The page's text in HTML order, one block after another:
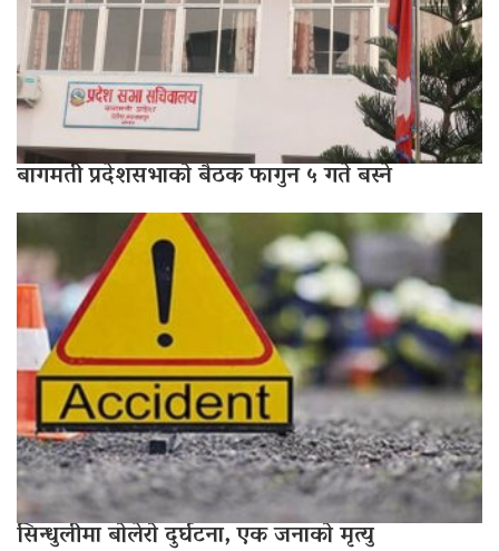
बागमती प्रदेशसभाको बैठक फागुन ५ गते बस्ने
सिन्धुलीमा बोलेरो दुर्घटना, एक जनाको मृत्यु